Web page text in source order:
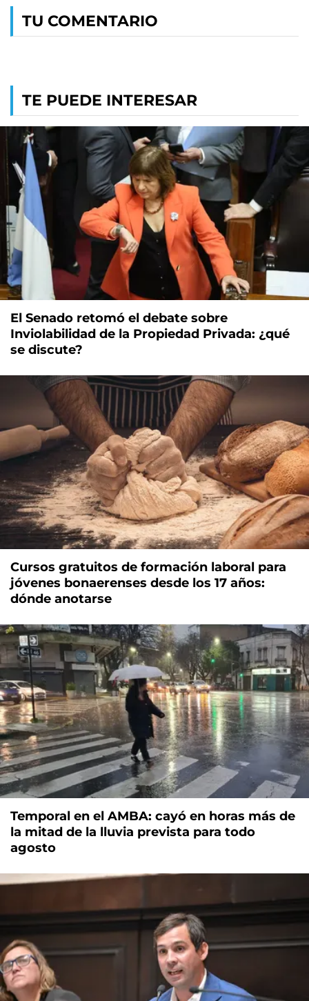
TU COMENTARIO
TE PUEDE INTERESAR
El Senado retomó el debate sobre
Inviolabilidad de la Propiedad Privada: ¿qué
se discute?
Cursos gratuitos de formación laboral para
jóvenes bonaerenses desde los 17 años:
dónde anotarse
Temporal en el AMBA: cayó en horas más de
la mitad de la lluvia prevista para todo
agosto